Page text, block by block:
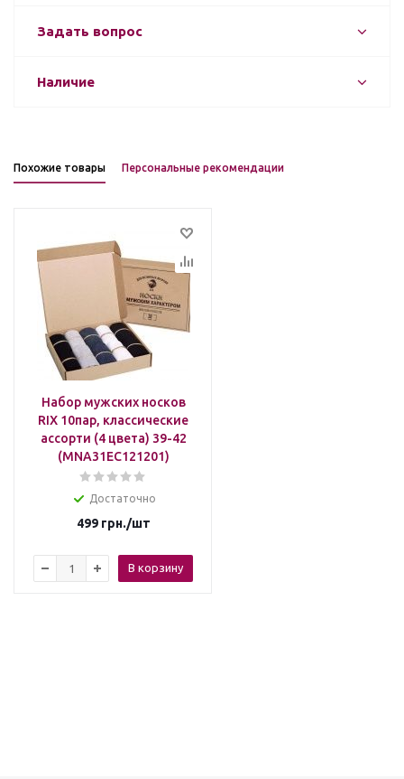
Задать вопрос
Наличие
Похожие товары Персональные рекомендации
Набор мужских носков
RIX 10пар, классические
ассорти (4 цвета) 39-42
(MNA31EC121201)
Достаточно
499грн./шт
В корзину